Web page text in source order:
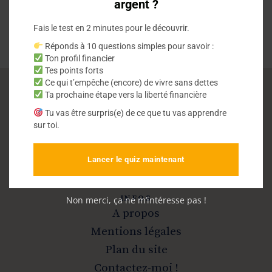
Vivre sans dettes
Sortir de la dette et devenir libre
INFOS
A propos
Mentions légales
Plan du site
Contactez-moi !
argent ?
Fais le test en 2 minutes pour le découvrir.
Réponds à 10 questions simples pour savoir :
Ton profil financier
Tes points forts
Ce qui t’empêche (encore) de vivre sans dettes
Ta prochaine étape vers la liberté financière
Tu vas être surpris(e) de ce que tu vas apprendre
sur toi.
Lancer le quiz maintenant
Non merci, ça ne m’intéresse pas !